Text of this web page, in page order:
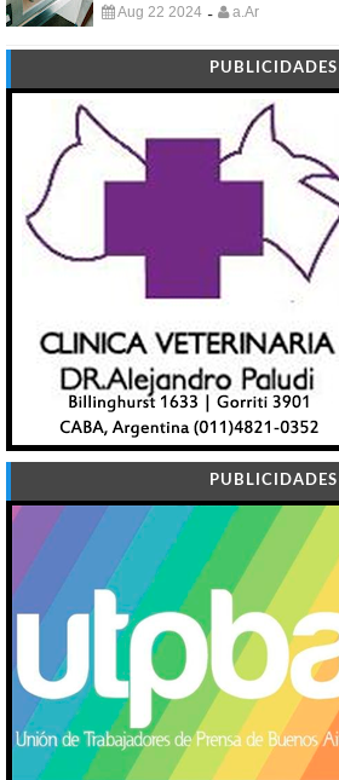
Aug 22 2024 - a.Ar
PUBLICIDADES
PUBLICIDADES